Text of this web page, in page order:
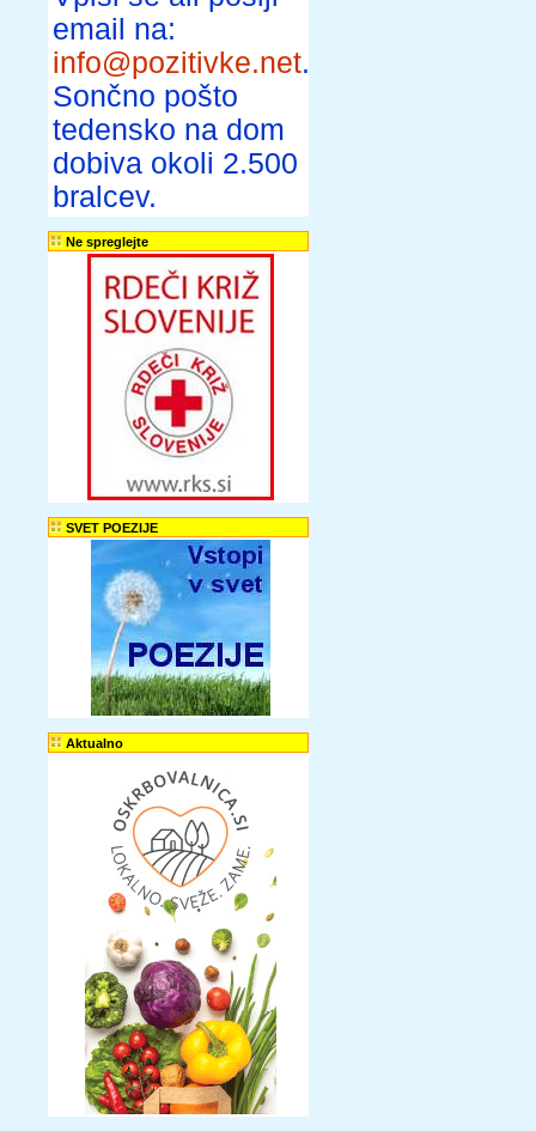
email na:
info@pozitivke.net.
Sončno pošto
tedensko na dom
dobiva okoli 2.500
bralcev.
Ne spreglejte
SVET POEZIJE
Aktualno